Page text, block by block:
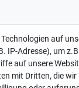
auf
IP-Adresse), um
auf unsere
mit Dritten, die